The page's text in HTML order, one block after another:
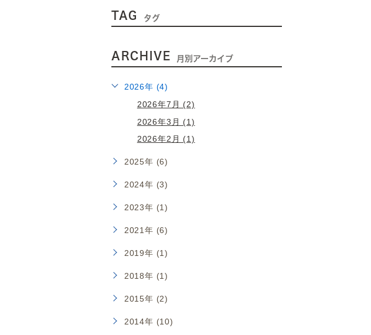
TAG タグ
ARCHIVE 月別アーカイブ
2026年 (4)
2026年7月 (2)
2026年3月 (1)
2026年2月 (1)
2025年 (6)
2024年 (3)
2023年 (1)
2021年 (6)
2019年 (1)
2018年 (1)
2015年 (2)
2014年 (10)